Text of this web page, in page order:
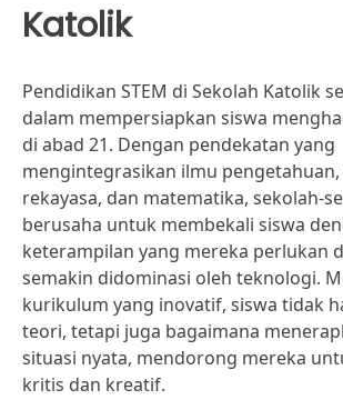
Katolik
Pendidikan STEM di Sekolah Katolik
dalam mempersiapkan siswa
di abad 21. Dengan pendekatan yang
mengintegrasikan ilmu
rekayasa, dan matematika, sekolah-
berusaha untuk membekali siswa
keterampilan yang mereka perlukan
semakin didominasi oleh teknologi.
kurikulum yang inovatif, siswa tidak
teori, tetapi juga bagaimana
situasi nyata, mendorong mereka
kritis dan kreatif.